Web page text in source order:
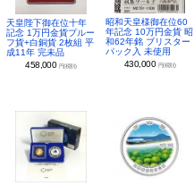
天皇陛下御在位十年
記念 1万円金貨プルー
フ貨+白銅貨 2枚組 平
成11年 完未品
458,000 円(税別)
昭和天皇様御在位60
年記念 10万円金貨 昭
和62年銘 ブリスター
パック入 未使用
430,000 円(税別)